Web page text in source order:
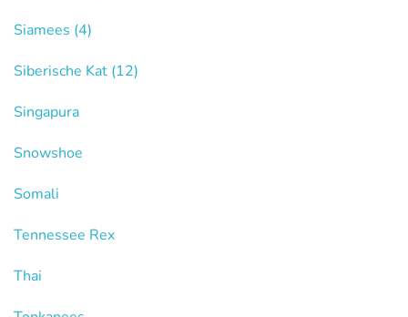
Siamees (4)
Siberische Kat (12)
Singapura
Snowshoe
Somali
Tennessee Rex
Thai